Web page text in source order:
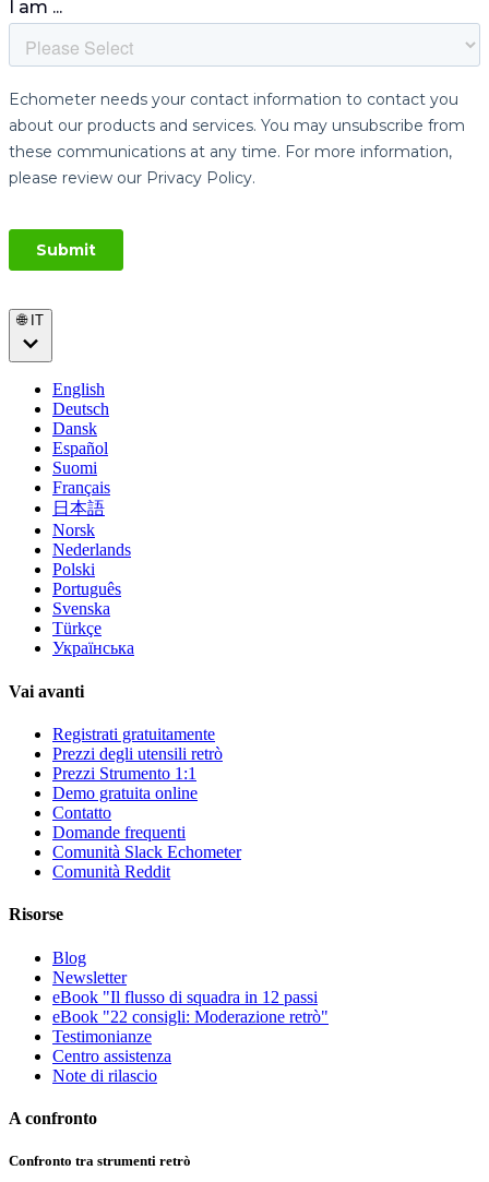
🌐 IT
English
Deutsch
Dansk
Español
Suomi
Français
日本語
Norsk
Nederlands
Polski
Português
Svenska
Türkçe
Українська
Vai avanti
Registrati gratuitamente
Prezzi degli utensili retrò
Prezzi Strumento 1:1
Demo gratuita online
Contatto
Domande frequenti
Comunità Slack Echometer
Comunità Reddit
Risorse
Blog
Newsletter
eBook "Il flusso di squadra in 12 passi
eBook "22 consigli: Moderazione retrò"
Testimonianze
Centro assistenza
Note di rilascio
A confronto
Confronto tra strumenti retrò